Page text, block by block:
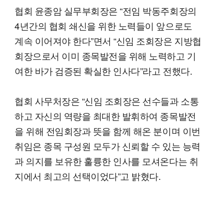
협회 윤종암 실무부회장은 “전임 박동주회장의
4년간의 협회 쇄신을 위한 노력들이 앞으로도
계속 이어져야 한다”면서 “신임 조회장은 지방협
회장으로서 이미 종목발전을 위해 노력하고 기
여한 바가 검증된 확실한 인사다”라고 전했다.
협회 사무처장은 “신임 조회장은 선수들과 소통
하고 자신의 역량을 최대한 발휘하여 종목발전
을 위해 전임회장과 뜻을 함께 해온 분이며 이번
취임은 종목 구성원 모두가 신뢰할 수 있는 능력
과 의지를 보유한 훌륭한 인사를 모셔온다는 취
지에서 최고의 선택이었다”고 밝혔다.